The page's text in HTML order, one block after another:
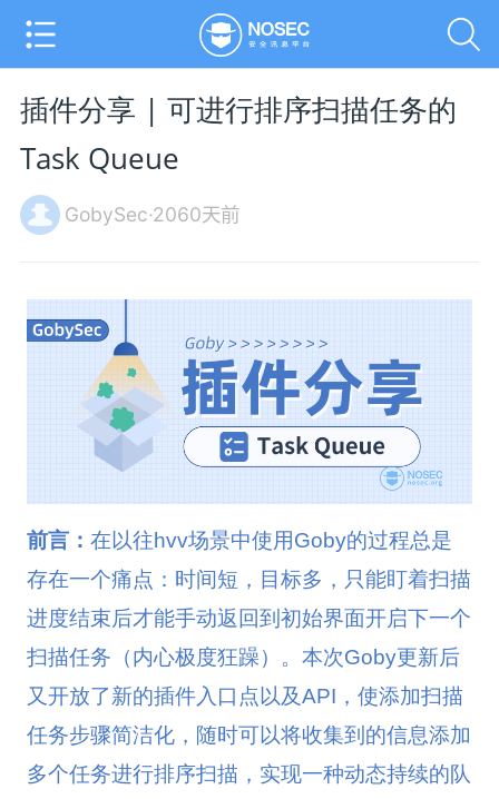
插件分享 | 可进行排序扫描任务的
Task Queue
GobySec·2060天前
前言：在以往hvv场景中使用Goby的过程总是
存在一个痛点：时间短，目标多，只能盯着扫描
进度结束后才能手动返回到初始界面开启下一个
扫描任务（内心极度狂躁）。本次Goby更新后
又开放了新的插件入口点以及API，使添加扫描
任务步骤简洁化， 随时可以将收集到的信息添加
多个任务进行排序扫描， 实现一种动态持续的队